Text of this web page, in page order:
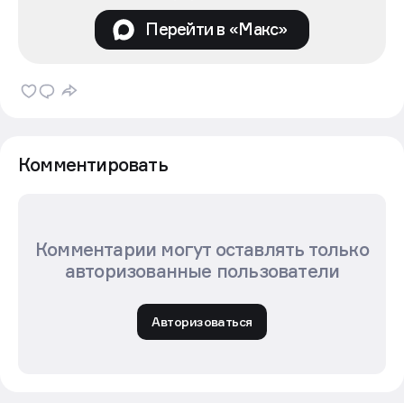
Перейти в «Макс»
Комментировать
Комментарии могут оставлять только
авторизованные пользователи
Авторизоваться